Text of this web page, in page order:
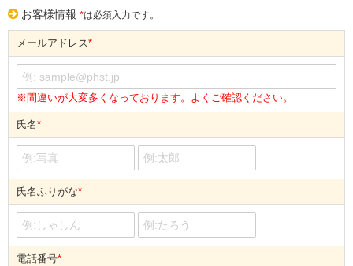
お客様情報 *は必須入力です。
メールアドレス*
※間違いが大変多くなっております。よくご確認ください。
氏名*
氏名ふりがな*
電話番号*